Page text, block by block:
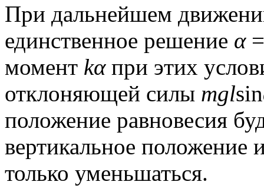
При дальнейшем
единственное решение α=
момент kαпри этих
отклоняющей силы mglsin
положение равновесия
вертикальное положение
только уменьшаться.